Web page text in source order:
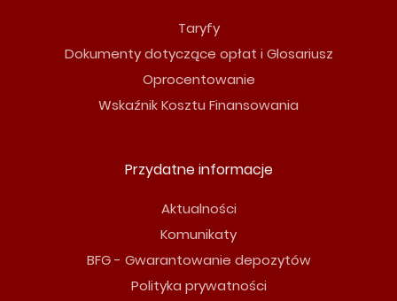
Taryfy
Dokumenty dotyczące opłat i Glosariusz
Oprocentowanie
Wskaźnik Kosztu Finansowania
Przydatne informacje
Aktualności
Komunikaty
BFG - Gwarantowanie depozytów
Polityka prywatności